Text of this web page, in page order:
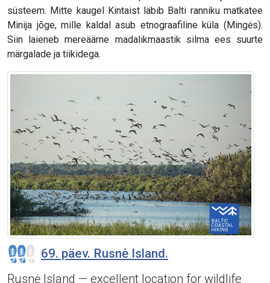
süsteem. Mitte kaugel Kintaist läbib Balti ranniku matkatee
Minija jõge, mille kaldal asub etnograafiline küla (Mingės).
Siin laieneb mereäärne madalikmaastik silma ees suurte
märgalade ja tiikidega.
69. päev. Rusnė Island.
Rusnė Island — excellent location for wildlife